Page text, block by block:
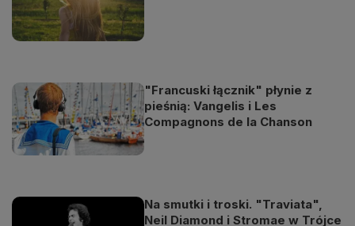
"Francuski łącznik" płynie z
pieśnią: Vangelis i Les
Compagnons de la Chanson
Na smutki i troski. "Traviata",
Neil Diamond i Stromae w Trójce